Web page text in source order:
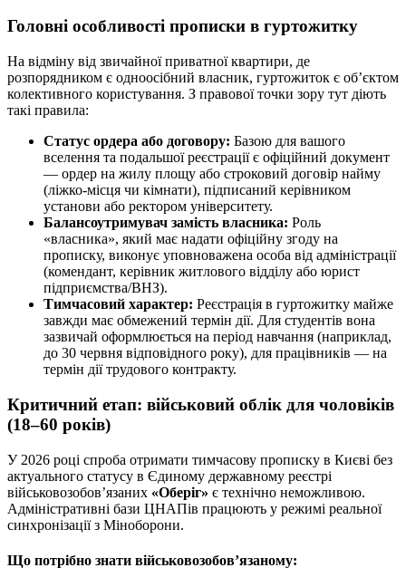
Головні особливості прописки в гуртожитку
На відміну від звичайної приватної квартири, де
розпорядником є одноосібний власник, гуртожиток є об’єктом
колективного користування. З правової точки зору тут діють
такі правила:
Статус ордера або договору: Базою для вашого
вселення та подальшої реєстрації є офіційний документ
— ордер на жилу площу або строковий договір найму
(ліжко-місця чи кімнати), підписаний керівником
установи або ректором університету.
Балансоутримувач замість власника: Роль
«власника», який має надати офіційну згоду на
прописку, виконує уповноважена особа від адміністрації
(комендант, керівник житлового відділу або юрист
підприємства/ВНЗ).
Тимчасовий характер: Реєстрація в гуртожитку майже
завжди має обмежений термін дії. Для студентів вона
зазвичай оформлюється на період навчання (наприклад,
до 30 червня відповідного року), для працівників — на
термін дії трудового контракту.
Критичний етап: військовий облік для чоловіків
(18–60 років)
У 2026 році спроба отримати тимчасову прописку в Києві без
актуального статусу в Єдиному державному реєстрі
військовозобов’язаних «Оберіг» є технічно неможливою.
Адміністративні бази ЦНАПів працюють у режимі реальної
синхронізації з Міноборони.
Що потрібно знати військовозобов’язаному: